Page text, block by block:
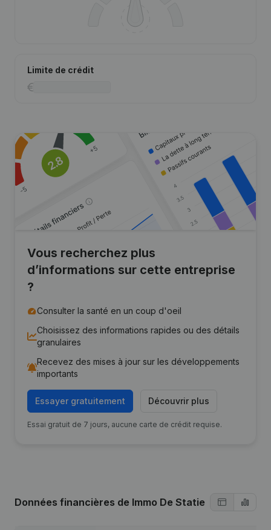
Limite de crédit
Vous recherchez plus
d’informations sur cette entreprise
?
Consulter la santé en un coup d'oeil
Choisissez des informations rapides ou des détails
granulaires
Recevez des mises à jour sur les développements
importants
Essayer gratuitement Découvrir plus
Essai gratuit de 7 jours, aucune carte de crédit requise.
Données financières de Immo De Statie